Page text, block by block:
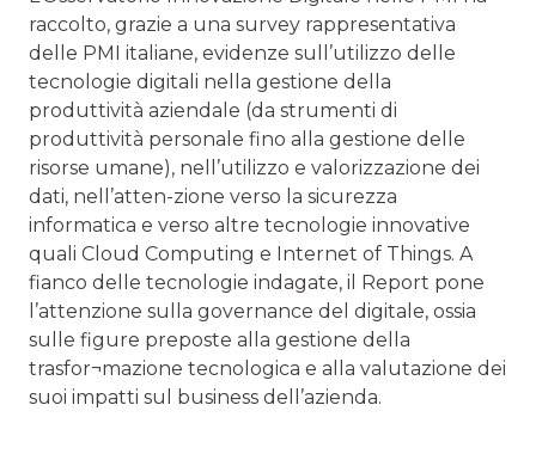
raccolto, grazie a una survey rappresentativa
delle PMI italiane, evidenze sull’utilizzo delle
tecnologie digitali nella gestione della
produttività aziendale (da strumenti di
produttività personale fino alla gestione delle
risorse umane), nell’utilizzo e valorizzazione dei
dati, nell’atten-zione verso la sicurezza
informatica e verso altre tecnologie innovative
quali Cloud Computing e Internet of Things. A
fianco delle tecnologie indagate, il Report pone
l’attenzione sulla governance del digitale, ossia
sulle figure preposte alla gestione della
trasfor¬mazione tecnologica e alla valutazione dei
suoi impatti sul business dell’azienda.